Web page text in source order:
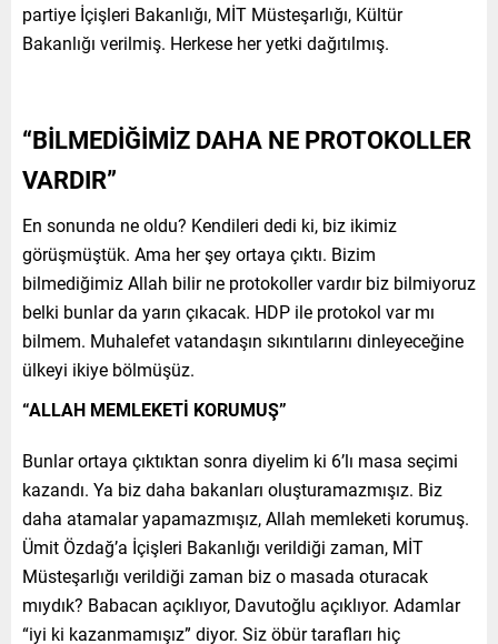
partiye İçişleri Bakanlığı, MİT Müsteşarlığı, Kültür
Bakanlığı verilmiş. Herkese her yetki dağıtılmış.
“BİLMEDİĞİMİZ DAHA NE PROTOKOLLER
VARDIR”
En sonunda ne oldu? Kendileri dedi ki, biz ikimiz
görüşmüştük. Ama her şey ortaya çıktı. Bizim
bilmediğimiz Allah bilir ne protokoller vardır biz bilmiyoruz
belki bunlar da yarın çıkacak. HDP ile protokol var mı
bilmem. Muhalefet vatandaşın sıkıntılarını dinleyeceğine
ülkeyi ikiye bölmüşüz.
“ALLAH MEMLEKETİ KORUMUŞ”
Bunlar ortaya çıktıktan sonra diyelim ki 6’lı masa seçimi
kazandı. Ya biz daha bakanları oluşturamazmışız. Biz
daha atamalar yapamazmışız, Allah memleketi korumuş.
Ümit Özdağ’a İçişleri Bakanlığı verildiği zaman, MİT
Müsteşarlığı verildiği zaman biz o masada oturacak
mıydık? Babacan açıklıyor, Davutoğlu açıklıyor. Adamlar
“iyi ki kazanmamışız” diyor. Siz öbür tarafları hiç